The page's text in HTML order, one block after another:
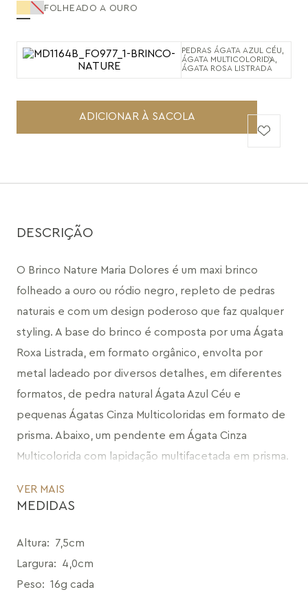
FOLHEADO A OURO
PEDRAS ÁGATA AZUL CÉU,
ÁGATA MULTICOLORIDA,
ÁGATA ROSA LISTRADA
ADICIONAR À SACOLA
DESCRIÇÃO
O Brinco Nature Maria Dolores é um maxi brinco
folheado a ouro ou ródio negro, repleto de pedras
naturais e com um design poderoso que faz qualquer
styling. A base do brinco é composta por uma Ágata
Roxa Listrada, em formato orgânico, envolta por
metal ladeado por diversos detalhes, em diferentes
formatos, de pedra natural Ágata Azul Céu e
pequenas Ágatas Cinza Multicoloridas em formato de
prisma. Abaixo, um pendente em Ágata Cinza
Multicolorida com lapidação multifacetada em prisma.
combinação potente para elevar qualquer produção.
CÓDIGO: MD1164B.FO.977
VER MAIS
MEDIDAS
Altura:
7,5cm
Largura:
4,0cm
Peso: 16g cada